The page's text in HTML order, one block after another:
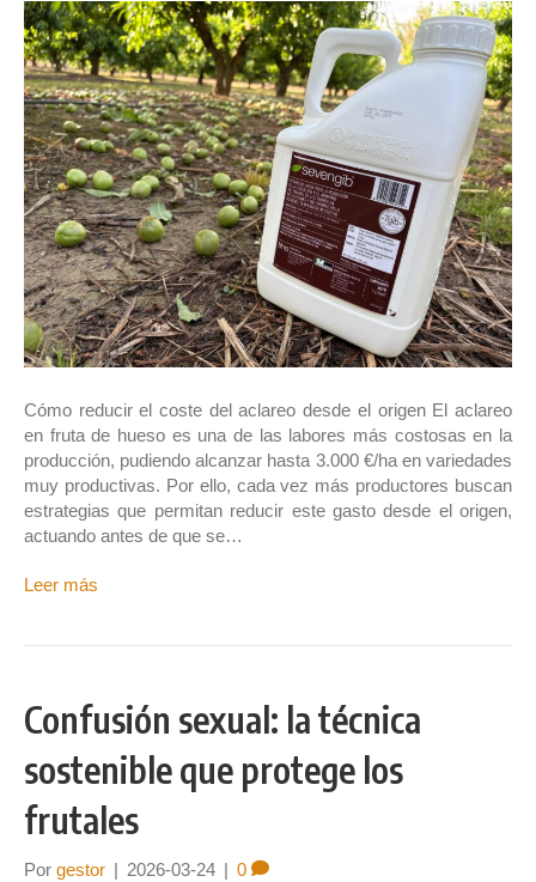
Cómo reducir el coste del aclareo desde el origen El aclareo
en fruta de hueso es una de las labores más costosas en la
producción, pudiendo alcanzar hasta 3.000 €/ha en variedades
muy productivas. Por ello, cada vez más productores buscan
estrategias que permitan reducir este gasto desde el origen,
actuando antes de que se…
Leer más
Confusión sexual: la técnica
sostenible que protege los
frutales
Por gestor 2026-03-24 0